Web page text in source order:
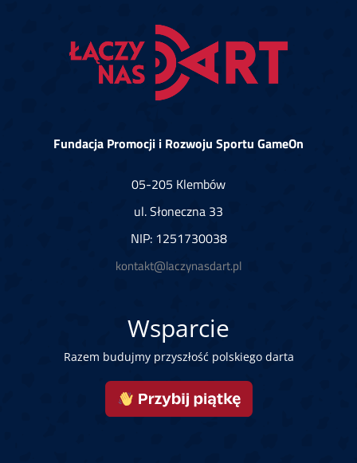
Fundacja Promocji i Rozwoju Sportu GameOn
05-205 Klembów
ul. Słoneczna 33
NIP: 1251730038
kontakt@laczynasdart.pl
Wsparcie
Razem budujmy przyszłość polskiego darta